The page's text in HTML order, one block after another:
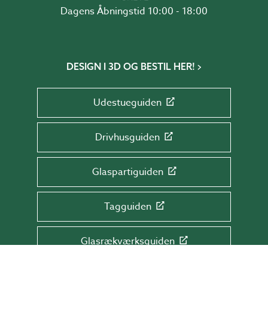
Dagens Åbningstid 10:00 - 18:00
DESIGN I 3D OG BESTIL HER!
Udestueguiden
Drivhusguiden
Glaspartiguiden
Tagguiden
Glasrækværksguiden